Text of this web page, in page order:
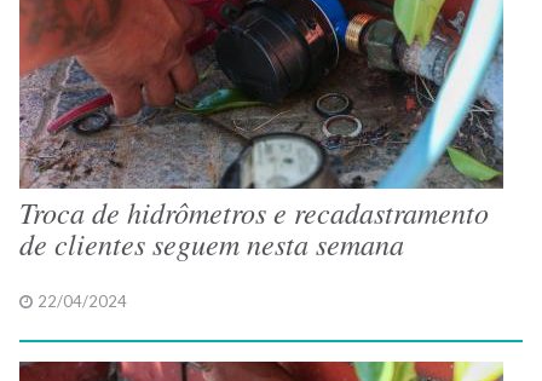
Troca de hidrômetros e recadastramento
de clientes seguem nesta semana
22/04/2024